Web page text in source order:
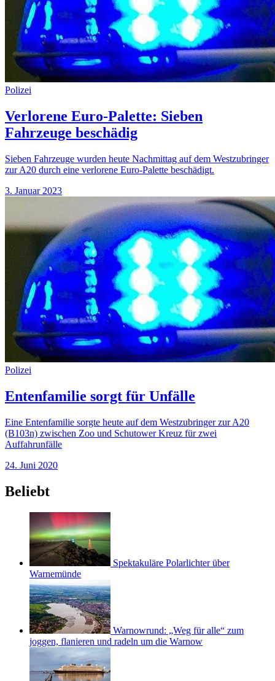
Polizei
Verlorene Euro-Palette: Sieben
Fahrzeuge beschädig
Sieben Fahrzeuge wurden heute Nachmittag auf dem Westzubringer
zur A20 durch eine verlorene Euro-Palette beschädigt.
3. Januar 2023
Polizei
Entenfamilie sorgt für Unfälle
Eine Entenfamilie sorgte heute auf dem Westzubringer zur A20
(B103n) zwischen Zoo und Schutower Kreuz für zwei
Auffahrunfälle
24. Juni 2020
Beliebt
Spektakuläre Polarlichter über
Warnemünde
Warnowrund: „Weg für alle“ zum
joggen, flanieren und radeln um die Warnow